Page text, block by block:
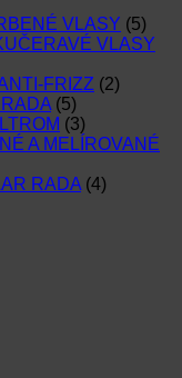
VLASY (5)
VLASY
FRIZZ (2)
(5)
(3)
A MELÍROVANÉ
RADA (4)